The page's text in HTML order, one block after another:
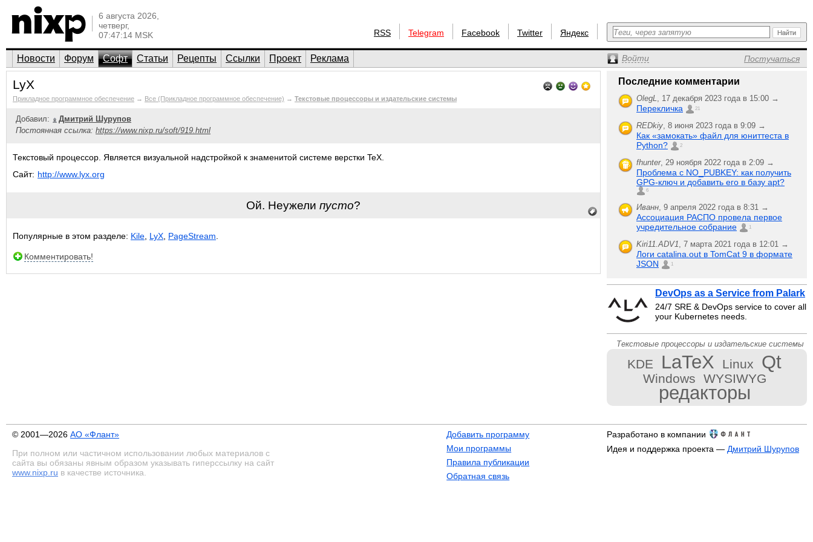
6 августа 2026,
четверг,
07:47:14 MSK
RSS Telegram Facebook Twitter Яндекс
Новости Форум Софт Статьи Рецепты Ссылки Проект Реклама Войти Постучаться
LyX
Прикладное программное обеспечение → Все (Прикладное программное обеспечение) → Текстовые процессоры и издательские системы
Добавил:
Дмитрий Шурупов
Постоянная ссылка: https://www.nixp.ru/soft/919.html
Текстовый процессор. Является визуальной надстройкой к знаменитой системе верстки TeX.
Сайт: http://www.lyx.org
Ой. Неужели пусто?
Популярные в этом разделе: Kile LyX PageStream
Комментировать!
Последние комментарии
OlegL, 17 декабря 2023 года в 15:00 →
Перекличка 21
REDkiy, 8 июня 2023 года в 9:09 →
Как «замокать» файл для юниттеста в
Python?
2
fhunter, 29 ноября 2022 года в 2:09 →
Проблема с NO_PUBKEY: как получить
GPG-ключ и добавить его в базу apt?
6
Иванн, 9 апреля 2022 года в 8:31 →
Ассоциация РАСПО провела первое
учредительное собрание
1
Kiri11.ADV1, 7 марта 2021 года в 12:01 →
Логи catalina.out в TomCat 9 в формате
JSON
1
DevOps as a Service from Palark
24/7 SRE & DevOps service to cover all
your Kubernetes needs.
Текстовые процессоры и издательские системы
KDE LaTeX Linux Qt
Windows WYSIWYG
редакторы
© 2001—2026 АО «Флант»
При полном или частичном использовании любых материалов с
сайта вы обязаны явным образом указывать гиперссылку на сайт
www.nixp.ru в качестве источника.
Добавить программу
Мои программы
Правила публикации
Обратная связь
Разработано в компании
Идея и поддержка проекта — Дмитрий Шурупов